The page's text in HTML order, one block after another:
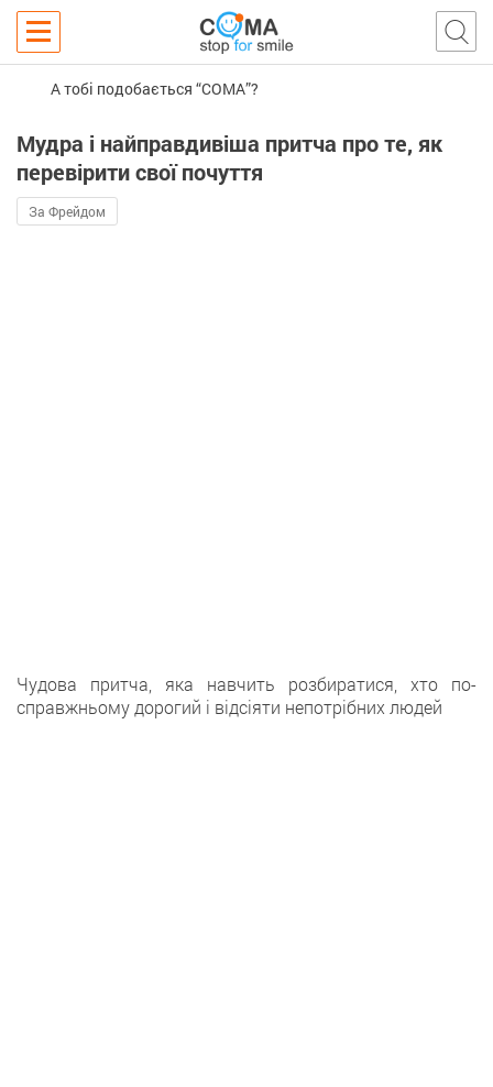
А тобі подобається “COMA”?
Мудра і найправдивіша притча про те, як
перевірити свої почуття
За Фрейдом
Чудова притча, яка навчить розбиратися, хто по-
справжньому дорогий і відсіяти непотрібних людей